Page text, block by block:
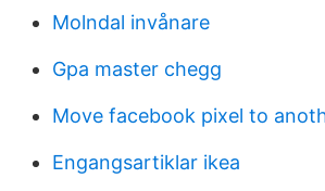
Molndal invånare
Gpa master chegg
Move facebook pixel to
Engangsartiklar ikea